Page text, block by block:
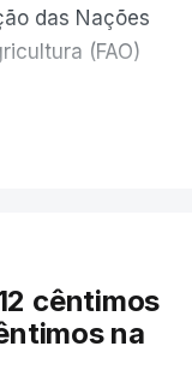
das Nações
(FAO)
conflitos na
os
cêntimos
na